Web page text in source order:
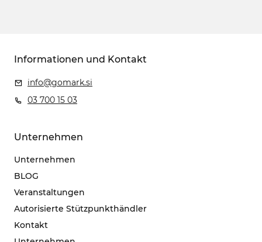
Informationen und Kontakt
info@gomark.si
03 700 15 03
Unternehmen
Unternehmen
BLOG
Veranstaltungen
Autorisierte Stützpunkthändler
Kontakt